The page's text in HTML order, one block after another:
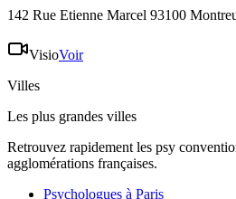
142 Rue Etienne Marcel 93100
VisioVoir
Villes
Les plus grandes villes
Retrouvez rapidement les psy
agglomérations françaises.
Psychologues à Paris